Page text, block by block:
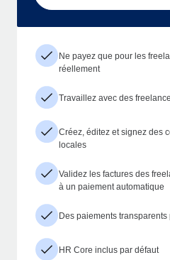
Ne payez que pour les
réellement
Travaillez avec des
Créez, éditez et signez des
locales
Validez les factures des
à un paiement automatique
Des paiements
HR Core inclus par défaut